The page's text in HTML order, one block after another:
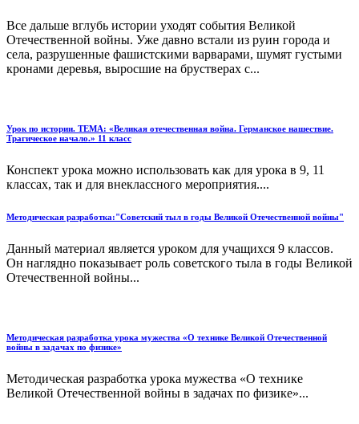
Все дальше вглубь истории уходят события Великой
Отечественной войны. Уже давно встали из руин города и
села, разрушенные фашистскими варварами, шумят густыми
кронами деревья, выросшие на брустверах с...
Урок по истории. ТЕМА: «Великая отечественная война. Германское нашествие.
Трагическое начало.» 11 класс
Конспект урока можно использовать как для урока в 9, 11
классах, так и для внеклассного мероприятия....
Методическая разработка:"Советский тыл в годы Великой Отечественной войны"
Данный материал является уроком для учащихся 9 классов.
Он наглядно показывает роль советского тыла в годы Великой
Отечественной войны...
Методическая разработка урока мужества «О технике Великой Отечественной
войны в задачах по физике»
Методическая разработка урока мужества «О технике
Великой Отечественной войны в задачах по физике»...